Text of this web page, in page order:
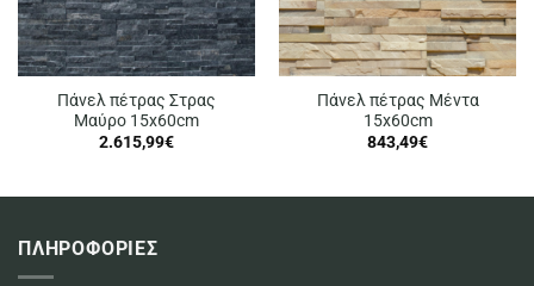
Πάνελ πέτρας Στρας
Μαύρο 15x60cm
2.615,99€
Πάνελ πέτρας Μέντα
15x60cm
843,49€
ΠΛΗΡΟΦΟΡΙΕΣ